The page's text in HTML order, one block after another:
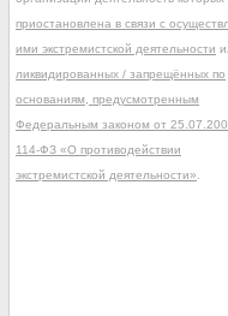
приостановлена в связи с
ими экстремистской деятельности
ликвидированных / запрещённых по
основаниям, предусмотренным
Федеральным законом от
114-ФЗ «О противодействии
экстремистской деятельности»